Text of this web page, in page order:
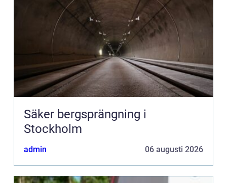
Säker bergsprängning i
Stockholm
admin 06 augusti 2026